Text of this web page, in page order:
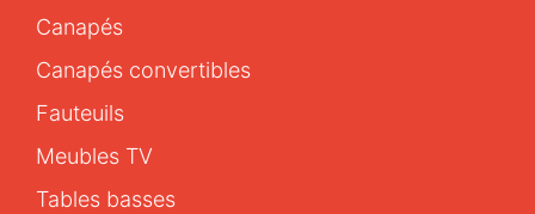
Canapés
Canapés convertibles
Fauteuils
Meubles TV
Tables basses